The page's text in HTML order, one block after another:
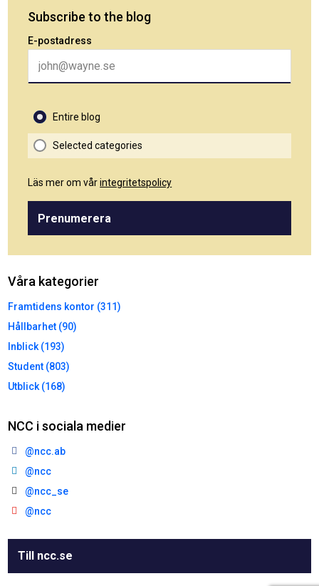
Subscribe to the blog
E-postadress
Entire blog
Selected categories
Läs mer om vårintegritetspolicy
Prenumerera
Våra kategorier
Framtidens kontor (311)
Hållbarhet (90)
Inblick (193)
Student (803)
Utblick (168)
NCC i sociala medier
@ncc.ab
@ncc
@ncc_se
@ncc
Till ncc.se